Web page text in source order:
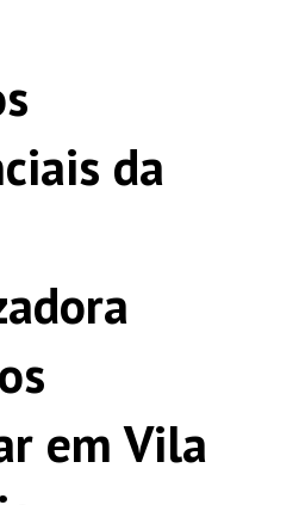
da
em Vila